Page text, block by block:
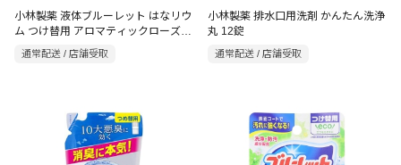
小林製薬 液体ブルーレット はなリウ
ム つけ替用 アロマティックローズ
通常配送 / 店舗受取
小林製薬 排水口用洗剤 かんたん洗浄
丸 12錠
通常配送 / 店舗受取